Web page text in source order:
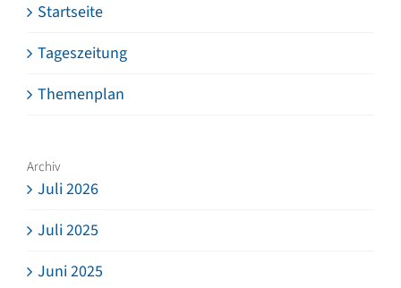
Startseite
Tageszeitung
Themenplan
Archiv
Juli 2026
Juli 2025
Juni 2025